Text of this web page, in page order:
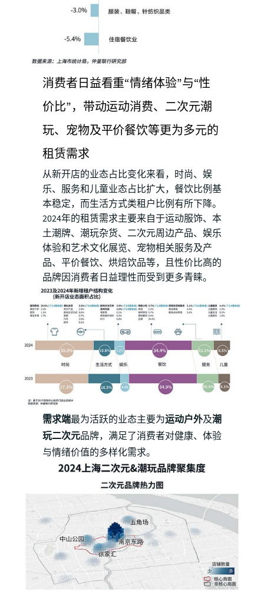
消费者日益看重“情绪体验”与“性
价比”，带动运动消费、二次元潮
玩、宠物及平价餐饮等更为多元的
租赁需求
从新开店的业态占比变化来看，时尚、娱
乐、服务和儿童业态占比扩大，餐饮比例基
本稳定，而生活方式类租户比例有所下降。
2024年的租赁需求主要来自于运动服饰、本
土潮牌、潮玩杂货、二次元周边产品、娱乐
体验和艺术文化展览、宠物相关服务及产
品、平价餐饮、烘焙饮品等，且性价比高的
品牌因消费者日益理性而受到更多青睐。
需求端最为活跃的业态主要为运动户外及潮
玩二次元品牌，满足了消费者对健康、体验
与情绪价值的多样化需求。